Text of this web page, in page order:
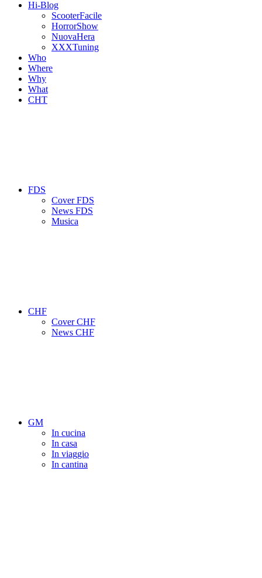
Hi-Blog
ScooterFacile
HorrorShow
NuovaHera
XXXTuning
Who
Where
Why
What
CHT
FDS
Cover FDS
News FDS
Musica
CHF
Cover CHF
News CHF
GM
In cucina
In casa
In viaggio
In cantina